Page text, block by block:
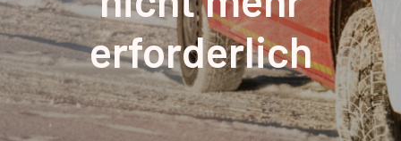
erforderlich